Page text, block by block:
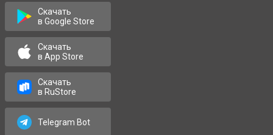
Скачать
в Google Store
Скачать
в App Store
Скачать
в RuStore
Telegram Bot